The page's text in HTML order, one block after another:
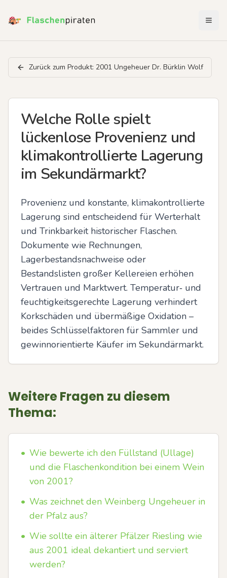
Zurück zum Produkt: 2001 Ungeheuer Dr. Bürklin Wolf
Welche Rolle spielt
lückenlose Provenienz und
klimakontrollierte Lagerung
im Sekundärmarkt?
Provenienz und konstante, klimakontrollierte
Lagerung sind entscheidend für Werterhalt
und Trinkbarkeit historischer Flaschen.
Dokumente wie Rechnungen,
Lagerbestandsnachweise oder
Bestandslisten großer Kellereien erhöhen
Vertrauen und Marktwert. Temperatur‑ und
feuchtigkeitsgerechte Lagerung verhindert
Korkschäden und übermäßige Oxidation –
beides Schlüsselfaktoren für Sammler und
gewinnorientierte Käufer im Sekundärmarkt.
Weitere Fragen zu diesem
Thema:
• Wie bewerte ich den Füllstand (Ullage)
und die Flaschenkondition bei einem Wein
von 2001?
• Was zeichnet den Weinberg Ungeheuer in
der Pfalz aus?
• Wie sollte ein älterer Pfälzer Riesling wie
aus 2001 ideal dekantiert und serviert
werden?